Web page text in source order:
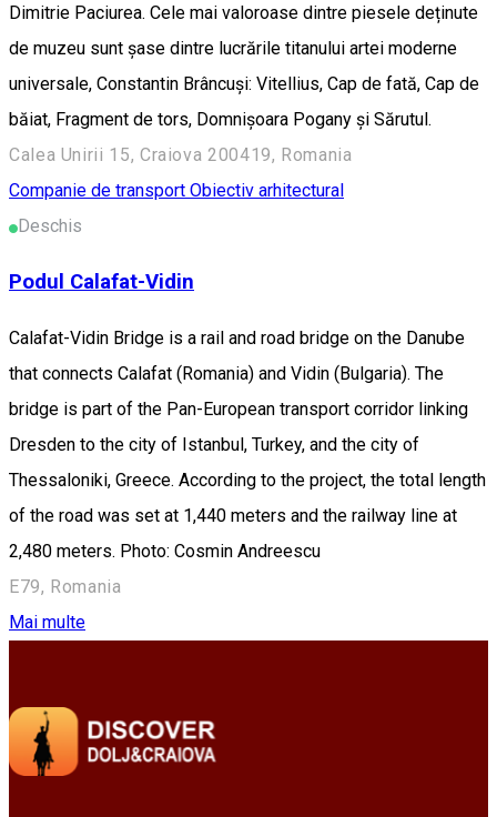
Dimitrie Paciurea. Cele mai valoroase dintre piesele deținute
de muzeu sunt șase dintre lucrările titanului artei moderne
universale, Constantin Brâncuși: Vitellius, Cap de fată, Cap de
băiat, Fragment de tors, Domnișoara Pogany și Sărutul.
Calea Unirii 15, Craiova 200419, Romania
Companie de transport Obiectiv arhitectural
Deschis
Podul Calafat-Vidin
Calafat-Vidin Bridge is a rail and road bridge on the Danube
that connects Calafat (Romania) and Vidin (Bulgaria). The
bridge is part of the Pan-European transport corridor linking
Dresden to the city of Istanbul, Turkey, and the city of
Thessaloniki, Greece. According to the project, the total length
of the road was set at 1,440 meters and the railway line at
2,480 meters. Photo: Cosmin Andreescu
E79, Romania
Mai multe